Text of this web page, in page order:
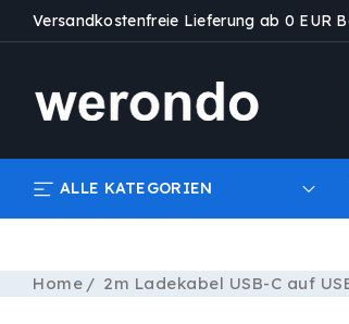
ZUM
INHALT
Versandkostenfreie Lieferung ab 0 EUR
ALLE KATEGORIEN
Home
2m Ladekabel USB-C auf